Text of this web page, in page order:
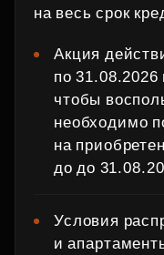
на весь срок
Акция
по 31.08.2026
чтобы
необходимо
на
до до
Условия
и